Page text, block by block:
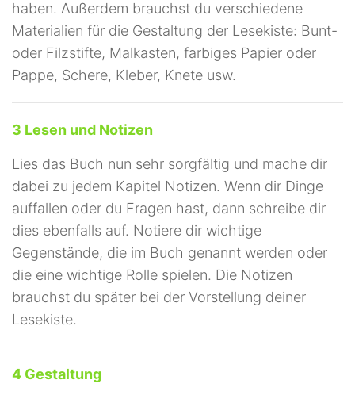
haben. Außerdem brauchst du verschiedene
Materialien für die Gestaltung der Lesekiste: Bunt-
oder Filzstifte, Malkasten, farbiges Papier oder
Pappe, Schere, Kleber, Knete usw.
3 Lesen und Notizen
Lies das Buch nun sehr sorgfältig und mache dir
dabei zu jedem Kapitel Notizen. Wenn dir Dinge
auffallen oder du Fragen hast, dann schreibe dir
dies ebenfalls auf. Notiere dir wichtige
Gegenstände, die im Buch genannt werden oder
die eine wichtige Rolle spielen. Die Notizen
brauchst du später bei der Vorstellung deiner
Lesekiste.
4 Gestaltung